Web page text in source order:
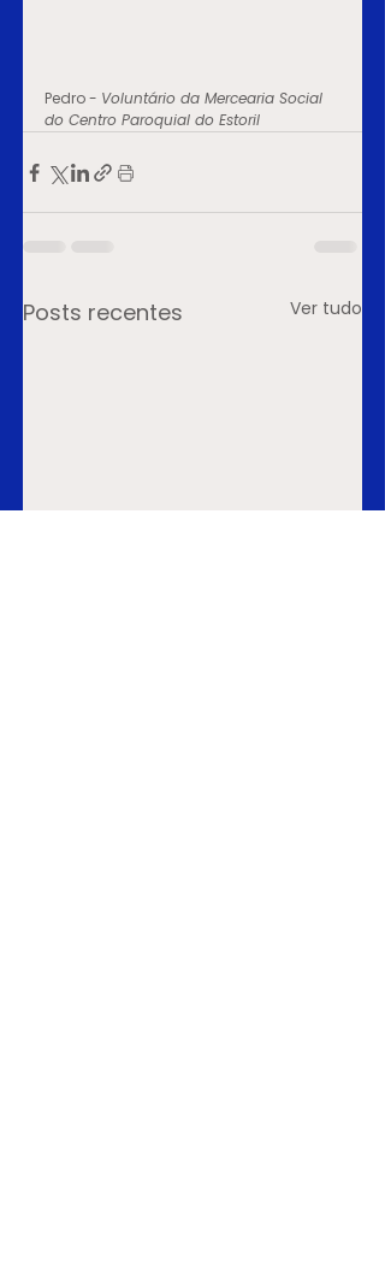
Pedro - Voluntário da Mercearia Social
do Centro Paroquial do Estoril
Posts recentes Ver tudo